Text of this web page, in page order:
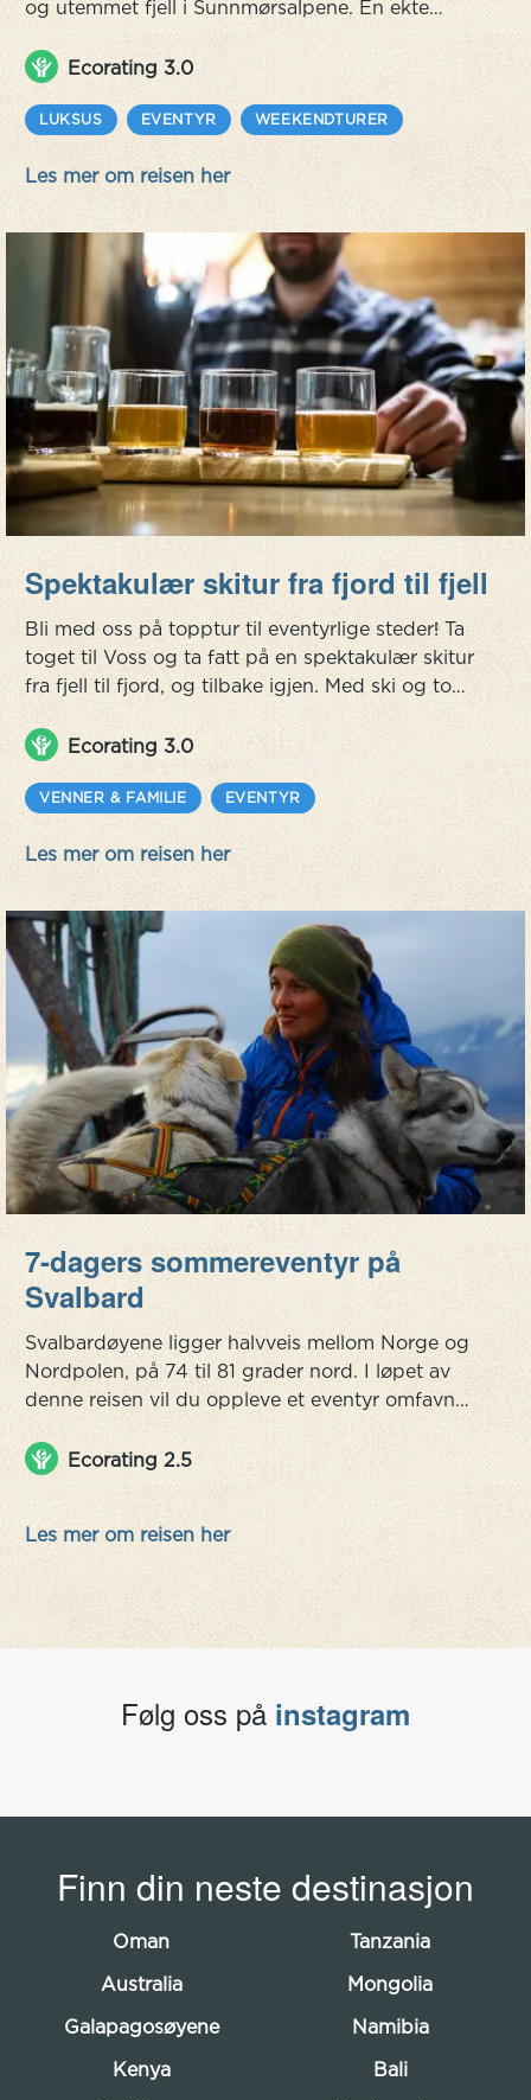
og utemmet fjell i Sunnmørsalpene. En ekte
‘James Bond/Succession'-opplevelse som
inkluderer en spektakulær helikoptertur til
Trollveggen der verdens mest spennende
elektriske superbil – Porsche Taycan Cross
Turismo står klar. Føl kreftene til dette ikoniske
merket mens du kjører videre gjennom det
magi...
Ecorating 3.0
LUKSUS EVENTYR WEEKENDTURER
Les mer om reisen her
Spektakulær skitur fra fjord til fjell
Bli med oss på topptur til eventyrlige steder! Ta
toget til Voss og ta fatt på en spektakulær skitur
fra fjell til fjord, og tilbake igjen. Med ski og tog
kombinerer denne opplevelsesrike turen noe av
Norges flotteste skiterreng, historiske
overnattinger, lokal mat og drikke, cruise på
verdensarvfjorden Nærøyfjorden og reise med
den spektakulære Flåmsbanen. Og alt kan nås
med Bergensbanen. Hva ...
Ecorating 3.0
VENNER & FAMILIE EVENTYR
Les mer om reisen her
7-dagers sommereventyr på
Svalbard
Svalbardøyene ligger halvveis mellom Norge og
Nordpolen, på 74 til 81 grader nord. I løpet av
denne reisen vil du oppleve et eventyr omfavnet
av den arktiske villmarken. Det er nesten som å
reise tilbake i tid da de første eventyrreisende
som Adolf Erik Nordenskiöld utforsket dette
praktfulle stedet. Her kjenner du suset av
adrenalin når du kjører hundeslede på hjul, du
forundrer deg over dyrel...
Ecorating 2.5
Les mer om reisen her
Følg oss på instagram
Finn din neste destinasjon
Oman
Australia
Galapagosøyene
Kenya
Tanzania
Mongolia
Namibia
Bali